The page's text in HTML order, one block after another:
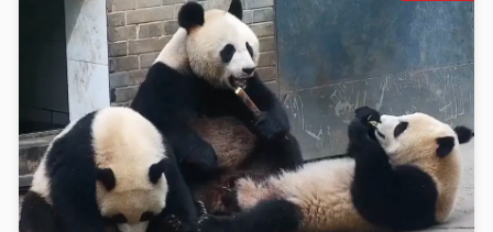
Pokretanje videa...